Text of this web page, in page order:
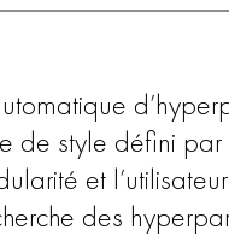
de style défini
et
des